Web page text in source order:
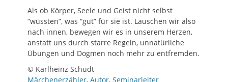
Als ob Körper, Seele und Geist nicht selbst
“wüssten”, was “gut” für sie ist. Lauschen wir also
nach innen, bewegen wir es in unserem Herzen,
anstatt uns durch starre Regeln, unnatürliche
Übungen und Dogmen noch mehr zu entfremden.
© Karlheinz Schudt
Märchenerzähler, Autor, Seminarleiter